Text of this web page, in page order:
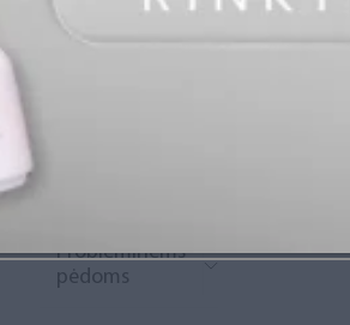
Probleminėms
pėdoms